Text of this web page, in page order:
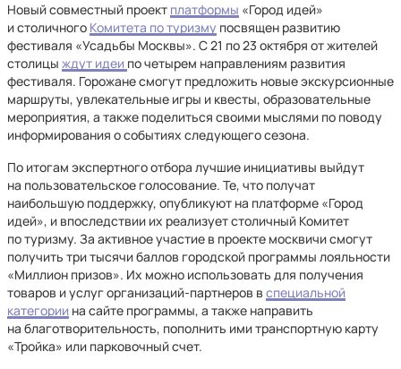
Новый совместный проект платформы «Город идей»
и столичного Комитета по туризму посвящен развитию
фестиваля «Усадьбы Москвы». С 21 по 23 октября от жителей
столицы ждут идеи по четырем направлениям развития
фестиваля. Горожане смогут предложить новые экскурсионные
маршруты, увлекательные игры и квесты, образовательные
мероприятия, а также поделиться своими мыслями по поводу
информирования о событиях следующего сезона.
По итогам экспертного отбора лучшие инициативы выйдут
на пользовательское голосование. Те, что получат
наибольшую поддержку, опубликуют на платформе «Город
идей», и впоследствии их реализует столичный Комитет
по туризму. За активное участие в проекте москвичи смогут
получить три тысячи баллов городской программы лояльности
«Миллион призов». Их можно использовать для получения
товаров и услуг организаций-партнеров в специальной
категории на сайте программы, а также направить
на благотворительность, пополнить ими транспортную карту
«Тройка» или парковочный счет.